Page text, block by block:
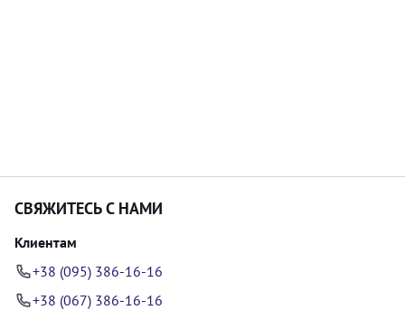
СВЯЖИТЕСЬ С НАМИ
Клиентам
+38 (095) 386-16-16
+38 (067) 386-16-16